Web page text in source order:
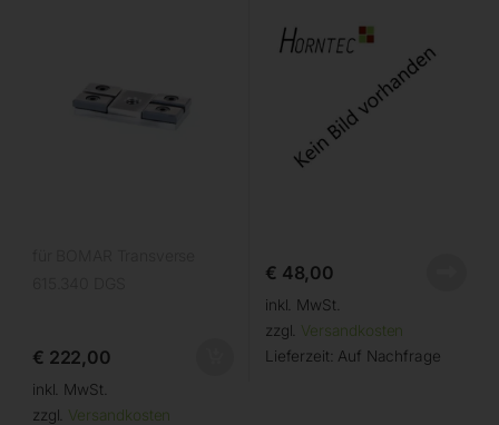
€ 222,00
inkl. MwSt.
zzgl. Versandkosten
€ 48,00
inkl. MwSt.
zzgl. Versandkosten
Lieferzeit: Auf Nachfrage